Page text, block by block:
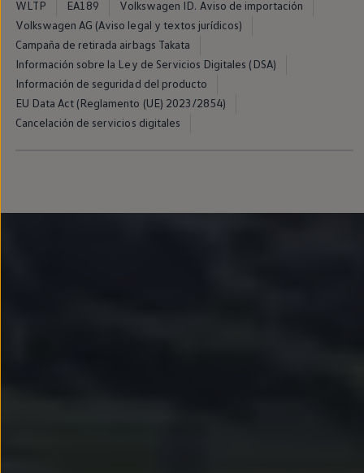
Llantas y neumáticos
Recambios Volkswagen
Accesorios y merchandising
Seguridad
Transporte
Entretenimiento
Personalización
Carga
Merchandising
Accede a My Volkswagen
WLTP
EA189
Volkswagen ID. Aviso de importación
Volkswagen AG (Aviso legal y textos jurídicos)
Campaña de retirada airbags Takata
Información sobre la Ley de Servicios Digitales (DSA)
Información de seguridad del producto
EU Data Act (Reglamento (UE) 2023/2854)
Cancelación de servicios digitales